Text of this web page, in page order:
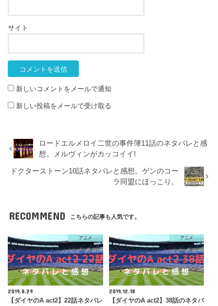
サイト
新しいコメントをメールで通知
新しい投稿をメールで受け取る
ロードエルメロイ二世の事件簿11話のネタバレと感
想。メルヴィンがカッコイイ!
ドクターストーン10話ネタバレと感想。ゲンのコー
ラ同盟にほっこり。
RECOMMEND こちらの記事も人気です。
アニメ
2019.8.29
【ダイヤのA act2】22話ネタバレ
アニメ
2019.12.18
【ダイヤのA act2】38話のネタバ